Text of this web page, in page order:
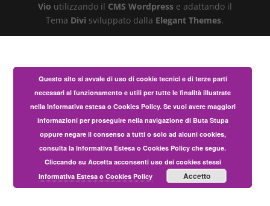
Vio utilizzando il CMS Wordpresse adattando il
Tema Divi sviluppato dalla Elegant Themes.
Questo sito si avvale di uso di cookie tecnici e di terze parti
necessari al funzionamento e utili per tutte le finalità illustrate
nella Informativa estesa o Cookies Policy. Se vuoi avere maggiori
informazioni per proseguire nella navigazione di Buta Stupa
oppure negare il consenso a tutti o solo ad alcuni cookies,
consulta la Informativa Estesa o Cookies Policy che segue.
Cliccando su Accetta acconsenti uso dei cookies stessi
Informativa Estesa o Cookies Policy
Accetto